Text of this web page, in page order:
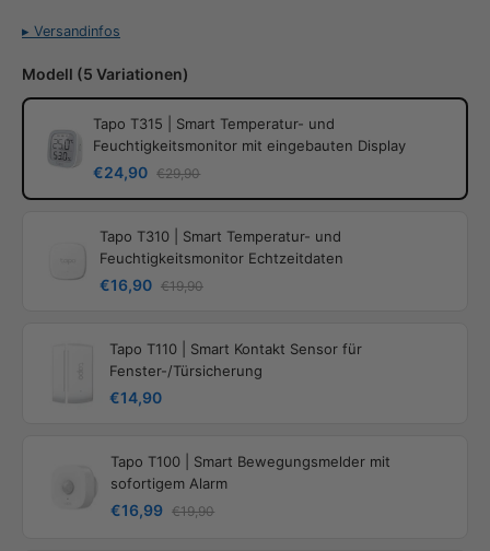
▸ Versandinfos
Modell (5 Variationen)
Tapo T315 | Smart Temperatur- und
Feuchtigkeitsmonitor mit eingebauten Display
€24,90 €29,90
Tapo T310 | Smart Temperatur- und
Feuchtigkeitsmonitor Echtzeitdaten
€16,90 €19,90
Tapo T110 | Smart Kontakt Sensor für
Fenster-/Türsicherung
€14,90
Tapo T100 | Smart Bewegungsmelder mit
sofortigem Alarm
€16,99 €19,90